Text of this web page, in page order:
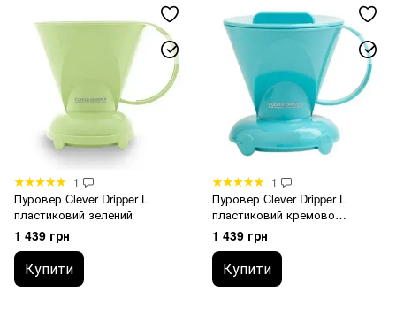
1
Пуровер Clever Dripper L
пластиковий зелений
1 439 грн
Купити
1
Пуровер Clever Dripper L
пластиковий кремово
блакитний
1 439 грн
Купити